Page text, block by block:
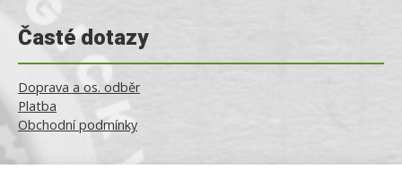
Časté dotazy
Doprava a os. odběr
Platba
Obchodní podmínky